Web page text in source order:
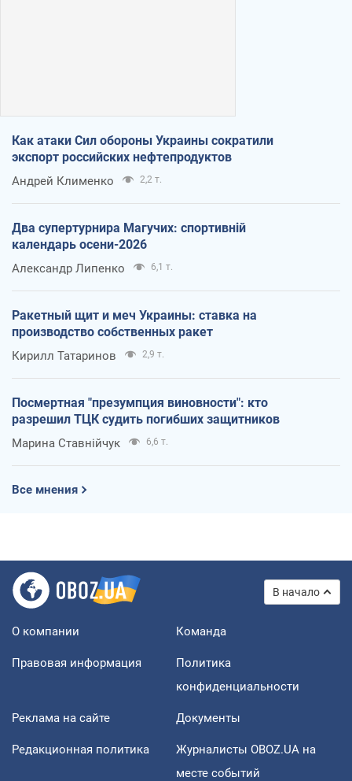
Как атаки Сил обороны Украины сократили
экспорт российских нефтепродуктов
Андрей Клименко 2,2 т.
Два супертурнира Магучих: спортивній
календарь осени-2026
Александр Липенко 6,1 т.
Ракетный щит и меч Украины: ставка на
производство собственных ракет
Кирилл Татаринов 2,9 т.
Посмертная "презумпция виновности": кто
разрешил ТЦК судить погибших защитников
Марина Ставнійчук 6,6 т.
Все мнения
В начало
О компании Команда
Правовая информация
Политика
конфиденциальности
Реклама на сайте Документы
Редакционная политика
Журналисты OBOZ.UA на
месте событий